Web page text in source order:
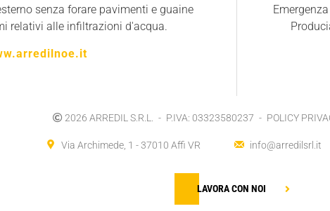
senza forare pavimenti e guaine
relativi alle infiltrazioni d'acqua.
2026 ARREDIL S.R.L. P.IVA: 03323580237 POLICY
Via Archimede, 1 - 37010 Affi VR info@arredilsrl.it
LAVORA CON NOI